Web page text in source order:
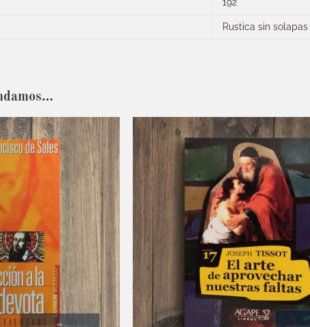
Rustica sin solapas